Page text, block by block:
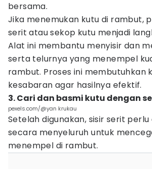
bersama.
Jika menemukan kutu di rambut,
serit atau sekop kutu menjadi
Alat ini membantu menyisir dan
serta telurnya yang menempel
rambut. Proses ini membutuhkan
kesabaran agar hasilnya efektif.
3. Cari dan basmi kutu dengan
pexels.com/@yan krukau
Setelah digunakan, sisir serit
secara menyeluruh untuk
menempel di rambut.